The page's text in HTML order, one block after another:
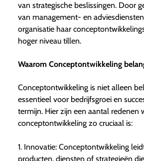
van strategische beslissingen. Door
van management- en
organisatie haar
hoger niveau tillen.
Waarom Conceptontwikkeling
Conceptontwikkeling is niet alleen
essentieel voor bedrijfsgroei en
termijn. Hier zijn een aantal redenen
conceptontwikkeling zo cruciaal is:
1. Innovatie: Conceptontwikkeling
producten, diensten of strategieën